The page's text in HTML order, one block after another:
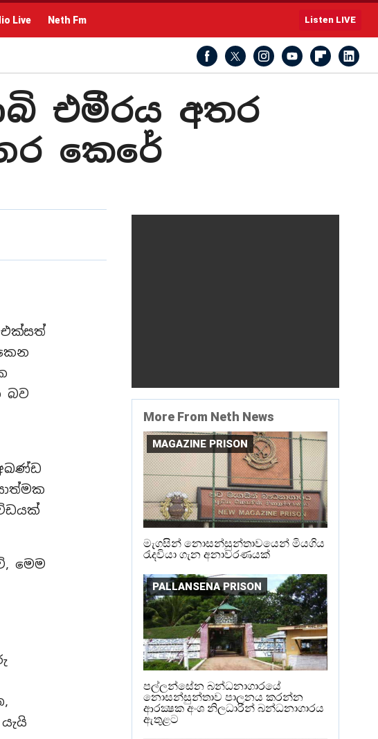
Live Neth Fm Listen LIVE
එමීරය අතර
කෙරේ
එක්සත්
බව
මෙම
More From Neth News
MAGAZINE PRISON
මැගසින් නොසන්සුන්තාවයෙන් මියගිය
රැදවියා ගැන අනාවරණයක්
PALLANSENA PRISON
පල්ලන්සේන බන්ධනාගාරයේ
නොසන්සුන්තාව පාලනය කරන්න
ආරක්‍ෂක අංශ නිලධාරීන් බන්ධනාගාරය
ඇතුළට